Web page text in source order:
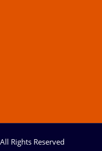
Rights Reserved